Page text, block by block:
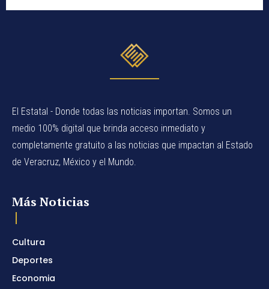
El Estatal - Donde todas las noticias importan. Somos un
medio 100% digital que brinda acceso inmediato y
completamente gratuito a las noticias que impactan al Estado
de Veracruz, México y el Mundo.
Más Noticias
Cultura
Deportes
Economia